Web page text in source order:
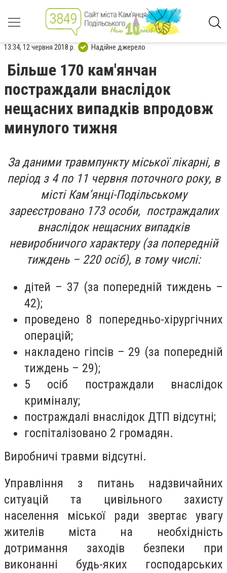
13:34, 12 червня 2018 р. Надійне джерело
Більше 170 кам'янчан
постраждали внаслідок
нещасних випадків впродовж
минулого тижня
За даними травмпункту міської лікарні, в
період з 4 по 11 червня поточного року, в
місті Кам’янці-Подільському
зареєстровано 173 особи, постраждалих
внаслідок нещасних випадків
невиробничого характеру (за попередній
тиждень – 220 осіб), в тому числі:
дітей – 37 (за попередній тиждень –
42);
проведено 8 попередньо-хірургічних
операцій;
накладено гіпсів – 29 (за попередній
тиждень – 29);
5 осіб постраждали внаслідок
криміналу;
постраждалі внаслідок ДТП відсутні;
госпіталізовано 2 громадян.
Виробничі травми відсутні.
Управління з питань надзвичайних
ситуацій та цивільного захисту
населення міської ради звертає увагу
жителів міста на необхідність
дотримання заходів безпеки при
виконанні будь-яких господарських